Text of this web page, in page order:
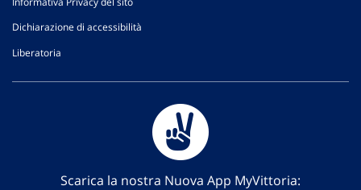
Dichiarazione di accessibilità
Liberatoria
Scarica la nostra Nuova App MyVittoria: